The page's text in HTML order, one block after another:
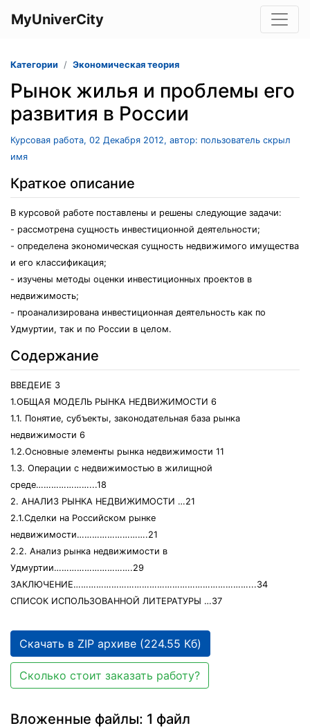
MyUniverCity
Категории Экономическая теория
Рынок жилья и проблемы его
развития в России
Курсовая работа, 02 Декабря 2012, автор: пользователь скрыл
имя
Краткое описание
В курсовой работе поставлены и решены следующие задачи:
- рассмотрена сущность инвестиционной деятельности;
- определена экономическая сущность недвижимого имущества
и его классификация;
- изучены методы оценки инвестиционных проектов в
недвижимость;
- проанализирована инвестиционная деятельность как по
Удмуртии, так и по России в целом.
Содержание
ВВЕДЕИЕ 3
1.ОБЩАЯ МОДЕЛЬ РЫНКА НЕДВИЖИМОСТИ 6
1.1. Понятие, субъекты, законодательная база рынка
недвижимости 6
1.2.Основные элементы рынка недвижимости 11
1.3. Операции с недвижимостью в жилищной
среде…………………...18
2. АНАЛИЗ РЫНКА НЕДВИЖИМОСТИ …21
2.1.Сделки на Российском рынке
недвижимости……………………….21
2.2. Анализ рынка недвижимости в
Удмуртии………………………….29
ЗАКЛЮЧЕНИЕ……………………………………………………………...34
СПИСОК ИСПОЛЬЗОВАННОЙ ЛИТЕРАТУРЫ …37
Скачать в ZIP архиве (224.55 Кб)
Сколько стоит заказать работу?
Вложенные файлы: 1 файл